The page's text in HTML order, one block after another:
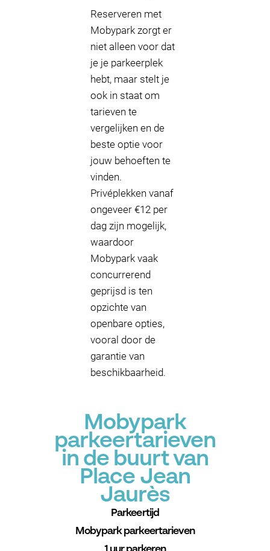
Reserveren met
Mobypark zorgt er
niet alleen voor dat
je je parkeerplek
hebt, maar stelt je
ook in staat om
tarieven te
vergelijken en de
beste optie voor
jouw behoeften te
vinden.
Privéplekken vanaf
ongeveer €12 per
dag zijn mogelijk,
waardoor
Mobypark vaak
concurrerend
geprijsd is ten
opzichte van
openbare opties,
vooral door de
garantie van
beschikbaarheid.
Mobypark
parkeertarieven
in de buurt van
Place Jean
Jaurès
Parkeertijd
Mobypark parkeertarieven